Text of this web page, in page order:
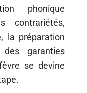
phonique
contrariétés,
la préparation
garanties
se devine